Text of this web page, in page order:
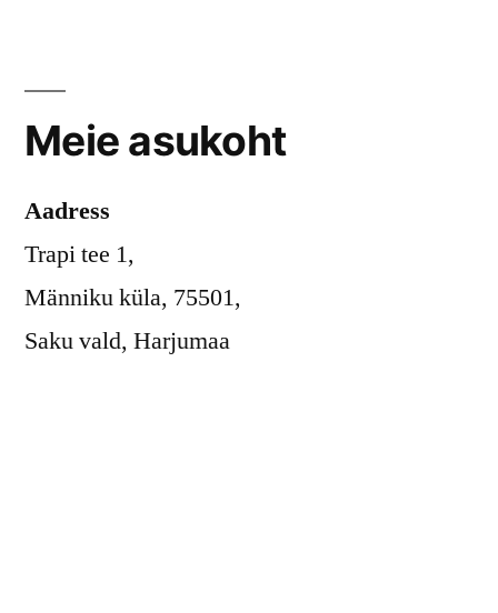
Meie asukoht
Aadress
Trapi tee 1,
Männiku küla, 75501,
Saku vald, Harjumaa